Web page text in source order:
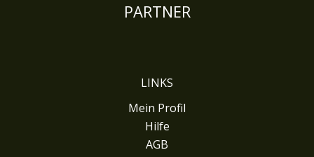
PARTNER
LINKS
Mein Profil
Hilfe
AGB